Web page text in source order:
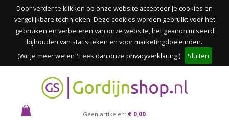
Door verder te klikken op onze website accepteer je cookies en
vergelijkbare technieken. Deze cookies worden gebruikt voor het
gebruiken en verbeteren van onze website, het geanonimiseerd
bijhouden van statistieken en voor marketingdoeleinden.
(Wil je meer weten? Lees dan onze privacyverklaring.) Sluiten
Geen artikelen: € 0,00